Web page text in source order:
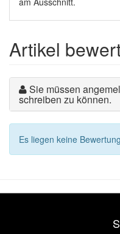
Artikel
Sie müssen
schreiben zu können.
Es liegen keine